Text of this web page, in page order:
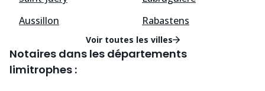
Aussillon
Rabastens
Voir toutes les villes
Notaires dans les départements
limitrophes :